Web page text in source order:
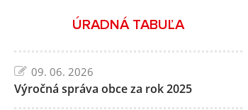
ÚRADNÁ TABUĽA
09. 06. 2026
Výročná správa obce za rok 2025